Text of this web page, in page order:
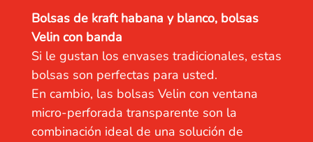
Bolsas de kraft habana y blanco, bolsas
Velin con banda
Si le gustan los envases tradicionales, estas
bolsas son perfectas para usted.
En cambio, las bolsas Velin con ventana
micro-perforada transparente son la
combinación ideal de una solución de